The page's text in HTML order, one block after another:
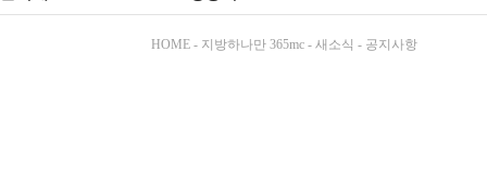
HOME - 지방하나만 365mc - 새소식 - 공지사항